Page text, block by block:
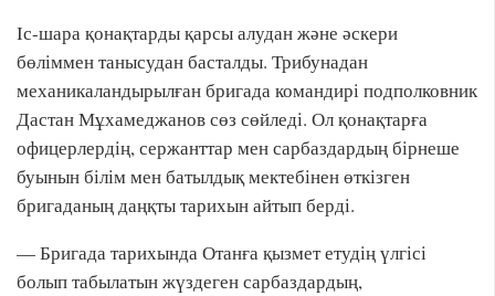
Іс-шара қонақтарды қарсы алудан және әскери
бөліммен танысудан басталды. Трибунадан
механикаландырылған бригада командирі подполковник
Дастан Мұхамеджанов сөз сөйледі. Ол қонақтарға
офицерлердің, сержанттар мен сарбаздардың бірнеше
буынын білім мен батылдық мектебінен өткізген
бригаданың даңқты тарихын айтып берді.
— Бригада тарихында Отанға қызмет етудің үлгісі
болып табылатын жүздеген сарбаздардың,